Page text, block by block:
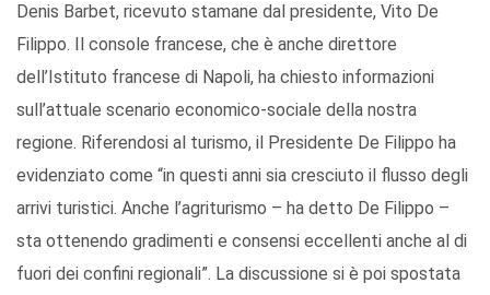
Denis Barbet, ricevuto stamane dal presidente, Vito De
Filippo. Il console francese, che è anche direttore
dell’Istituto francese di Napoli, ha chiesto informazioni
sull’attuale scenario economico-sociale della nostra
regione. Riferendosi al turismo, il Presidente De Filippo ha
evidenziato come “in questi anni sia cresciuto il flusso degli
arrivi turistici. Anche l’agriturismo – ha detto De Filippo –
sta ottenendo gradimenti e consensi eccellenti anche al di
fuori dei confini regionali”. La discussione si è poi spostata